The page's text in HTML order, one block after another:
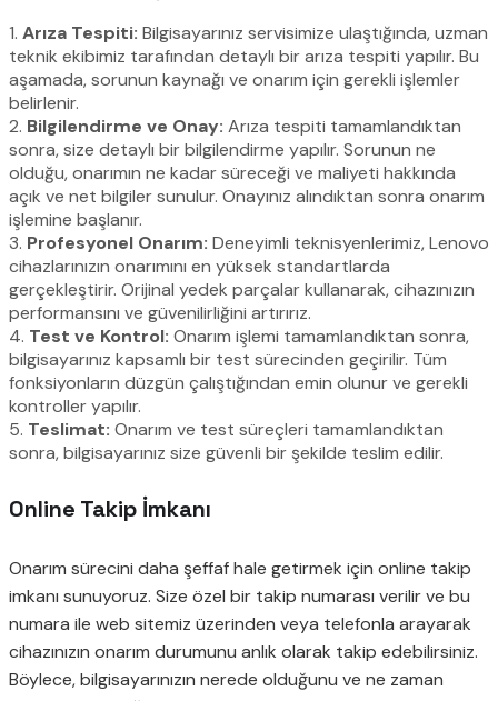
1. Arıza Tespiti: Bilgisayarınız servisimize ulaştığında, uzman
teknik ekibimiz tarafından detaylı bir arıza tespiti yapılır. Bu
aşamada, sorunun kaynağı ve onarım için gerekli işlemler
belirlenir.
2. Bilgilendirme ve Onay: Arıza tespiti tamamlandıktan
sonra, size detaylı bir bilgilendirme yapılır. Sorunun ne
olduğu, onarımın ne kadar süreceği ve maliyeti hakkında
açık ve net bilgiler sunulur. Onayınız alındıktan sonra onarım
işlemine başlanır.
3. Profesyonel Onarım: Deneyimli teknisyenlerimiz, Lenovo
cihazlarınızın onarımını en yüksek standartlarda
gerçekleştirir. Orijinal yedek parçalar kullanarak, cihazınızın
performansını ve güvenilirliğini artırırız.
4. Test ve Kontrol: Onarım işlemi tamamlandıktan sonra,
bilgisayarınız kapsamlı bir test sürecinden geçirilir. Tüm
fonksiyonların düzgün çalıştığından emin olunur ve gerekli
kontroller yapılır.
5. Teslimat: Onarım ve test süreçleri tamamlandıktan
sonra, bilgisayarınız size güvenli bir şekilde teslim edilir.
Online Takip İmkanı
Onarım sürecini daha şeffaf hale getirmek için online takip
imkanı sunuyoruz. Size özel bir takip numarası verilir ve bu
numara ile web sitemiz üzerinden veya telefonla arayarak
cihazınızın onarım durumunu anlık olarak takip edebilirsiniz.
Böylece, bilgisayarınızın nerede olduğunu ve ne zaman